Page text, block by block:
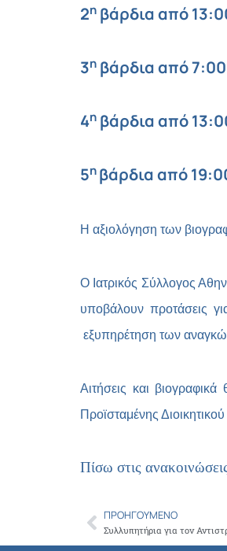
2η βάρδια από
3η βάρδια από
4η βάρδια από
5ηβάρδια από
Η αξιολόγηση των
Ο Ιατρικός Σύλλογος
υποβάλουν προτάσεις
εξυπηρέτηση των
Αιτήσεις και
Προϊσταμένης
Πίσω στις
Prev
ΠΡΟΗΓΟΎΜΕΝΟ
Συλλυπητήρια για τον